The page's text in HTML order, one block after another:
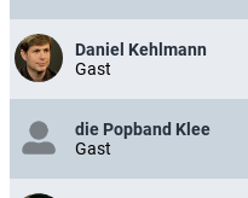
Daniel Kehlmann
Gast
die Popband Klee
Gast